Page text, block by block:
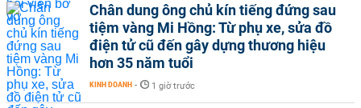
Chân dung ông chủ kín tiếng đứng sau
tiệm vàng Mi Hồng: Từ phụ xe, sửa đồ
điện tử cũ đến gây dựng thương hiệu
hơn 35 năm tuổi
KINH DOANH - 1 giờ trước